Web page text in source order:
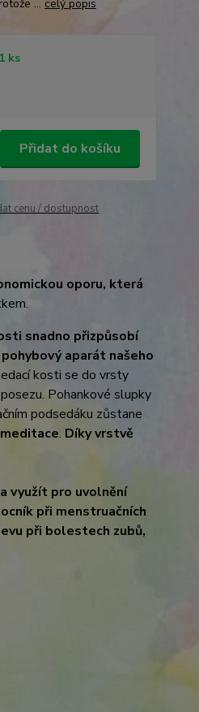
... celý popis
ks
Přidat do košíku
cenu / dostupnost
oporu, která
snadno přizpůsobí
aparát našeho
kosti se do vrsty
Pohankové slupky
podsedáku zůstane
. Díky vrstvě
využít pro uvolnění
při menstruačních
při bolestech zubů,